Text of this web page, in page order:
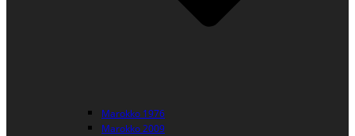
Marokko 1976
Marokko 2009